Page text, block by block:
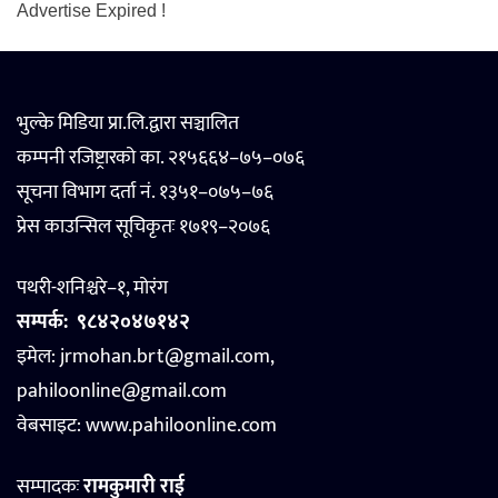
Advertise Expired !
भुल्के मिडिया प्रा.लि.द्वारा सञ्चालित
कम्पनी रजिष्ट्रारको का. २१५६६४–७५–०७६
सूचना विभाग दर्ता नं. १३५१–०७५–७६
प्रेस काउन्सिल सूचिकृतः १७१९–२०७६
पथरी-शनिश्चरे–१, मोरंग
सम्पर्क: ९८४२०४७१४२
इमेल: jrmohan.brt@gmail.com,
pahiloonline@gmail.com
वेबसाइट:www.pahiloonline.com
सम्पादकःरामकुमारी राई